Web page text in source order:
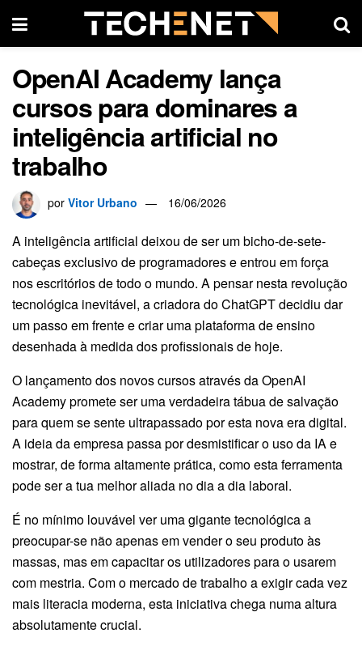
OpenAI Academy lança
cursos para dominares a
inteligência artificial no
trabalho
por Vitor Urbano 16/06/2026
A inteligência artificial deixou de ser um bicho-de-sete-
cabeças exclusivo de programadores e entrou em força
nos escritórios de todo o mundo. A pensar nesta revolução
tecnológica inevitável, a criadora do ChatGPT decidiu dar
um passo em frente e criar uma plataforma de ensino
desenhada à medida dos profissionais de hoje.
O lançamento dos novos cursos através da OpenAI
Academy promete ser uma verdadeira tábua de salvação
para quem se sente ultrapassado por esta nova era digital.
A ideia da empresa passa por desmistificar o uso da IA e
mostrar, de forma altamente prática, como esta ferramenta
pode ser a tua melhor aliada no dia a dia laboral.
É no mínimo louvável ver uma gigante tecnológica a
preocupar-se não apenas em vender o seu produto às
massas, mas em capacitar os utilizadores para o usarem
com mestria. Com o mercado de trabalho a exigir cada vez
mais literacia moderna, esta iniciativa chega numa altura
absolutamente crucial.